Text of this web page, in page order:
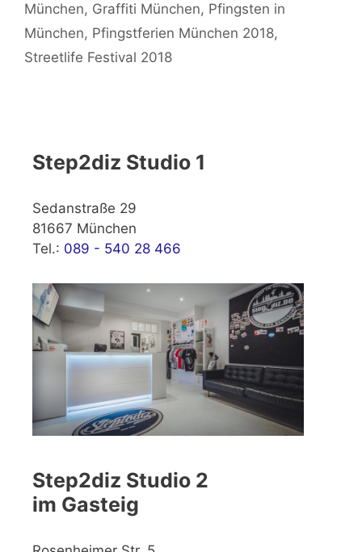
München, Graffiti München, Pfingsten in
München, Pfingstferien München 2018,
Streetlife Festival 2018
Step2diz Studio 1
Sedanstraße 29
81667 München
Tel.: 089 - 540 28 466
Step2diz Studio 2
im Gasteig